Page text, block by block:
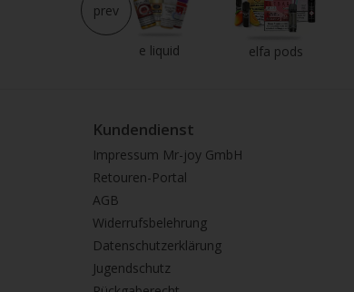
e liquid elfa pods
prev
Kundendienst
Impressum Mr-joy GmbH
Retouren-Portal
AGB
Widerrufsbelehrung
Datenschutzerklärung
Jugendschutz